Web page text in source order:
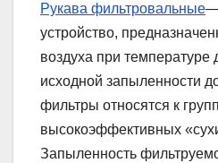
Рукава фильтровальные—
устройство,
воздуха при температуре
исходной запыленности
фильтры относятся к
высокоэффективных
Запыленность